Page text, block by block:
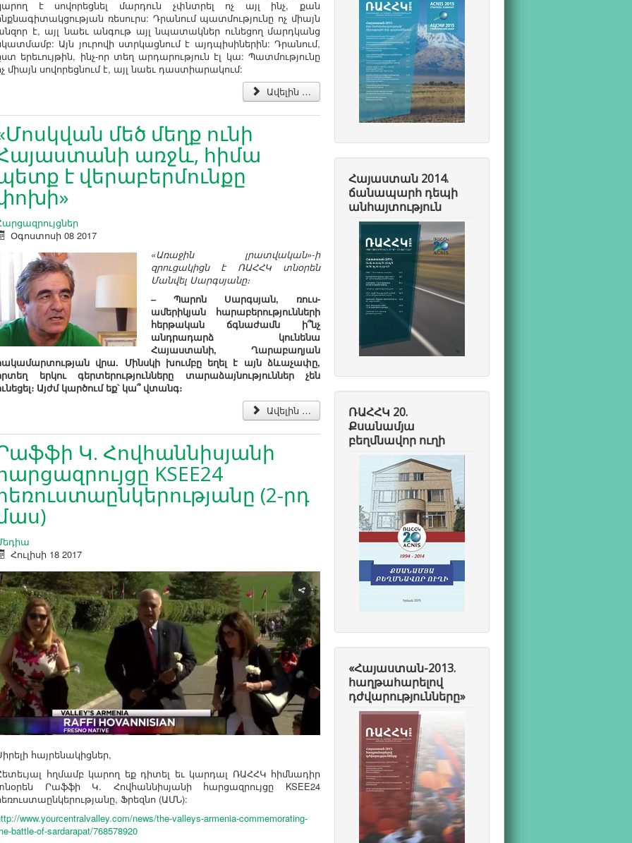
է սովորեցնել մարդուն չփնտրել ոչ այլ ինչ, քան
ռեսուրս: Դրանում պատմությունը ոչ միայն
է, այլ նաեւ անգութ այլ նպատակներ ունեցող մարդկանց
Այն յուրովի ստրկացնում է այդպիսիներին: Դրանում,
երեւույթին, ինչ-որ տեղ արդարություն էլ կա: Պատմությունը
միայն սովորեցնում է, այլ նաեւ դաստիարակում:
Ավելին …
մեծ մեղք ունի
առջև, հիմա
է վերաբերմունքը
Օգոստոսի 08 2017
«Առաջին լրատվական»-ի
զրուցակիցն է ՌԱՀՀԿ տնօրեն
Մանվել Սարգսյանը։
– Պարոն Սարգսյան, ռուս-
ամերիկյան հարաբերությունների
հերթական ճգնաժամն ի՞նչ
անդրադարձ կունենա
Հայաստանի, Ղարաբաղյան
վրա. Մինսկի խումբը եղել է այն ձևաչափը,
երկու գերտերությունները տարաձայնություններ չեն
Այժմ կարծում եք՝ կա՞ վտանգ։
Ավելին …
Կ. Հովհաննիսյանի
KSEE24
(2-րդ
Հուլիսի 18 2017
հայրենակիցներ,
հղմամբ կարող եք դիտել եւ կարդալ ՌԱՀՀԿ հիմնադիր
Րաֆֆի Կ. Հովհաննիսյանի հարցազրույցը KSEE24
Ֆրեզնո (ԱՄՆ):
www.yourcentralvalley.com/news/the-valleys-armenia-commemorating-
battle-of-sardarapat/768578920
Հայաստան 2014.
ճանապարհ դեպի
անհայտություն
ՌԱՀՀԿ 20.
Քսանամյա
բեղմնավոր ուղի
«Հայաստան-2013.
հաղթահարելով
դժվարությունները»